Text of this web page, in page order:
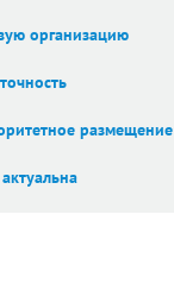
организацию
размещение